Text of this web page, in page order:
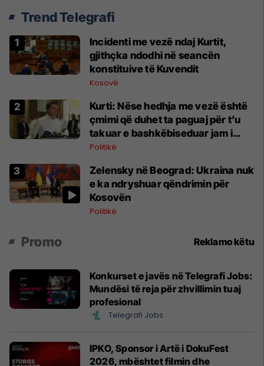
Trend Telegrafi
Incidenti me vezë ndaj Kurtit,
gjithçka ndodhi në seancën
konstituive të Kuvendit
Kosovë
Kurti: Nëse hedhja me vezë është
çmimi që duhet ta paguaj për t’u
takuar e bashkëbiseduar jam i
lumtur ta bëj këtë
Politikë
Zelensky në Beograd: Ukraina nuk
e ka ndryshuar qëndrimin për
Kosovën
Politikë
Promo Reklamo këtu
Konkurset e javës në Telegrafi Jobs:
Mundësi të reja për zhvillimin tuaj
profesional
Telegrafi Jobs
IPKO, Sponsor i Artë i DokuFest
2026, mbështet filmin dhe